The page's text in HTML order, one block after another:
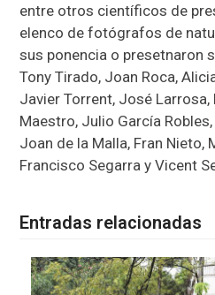
entre otros científicos de
elenco de fotógrafos de
sus ponencia o presetnaron
Tony Tirado, Joan Roca,
Javier Torrent, José Larrosa,
Maestro, Julio García
Joan de la Malla, Fran Nieto,
Francisco Segarra y Vicent
Entradas relacionadas